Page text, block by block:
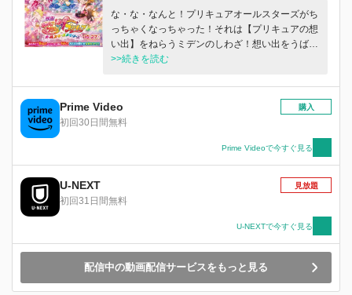
な・な・なんと！プリキュアオールスターズがち
っちゃくなっちゃった！それは【プリキュアの想
い出】をねらうミデンのしわざ！想い出をうばわ
れると、これまでのことをぜ～んぶ忘れちゃうみ
と！プリキュア』と『ふたりはプリキュア』だけ
で……大ピンチ！！ こうしちゃいられない！み
んなで力を合わせて、キラキラ大切な想い出を取
>>続きを読む
Prime Video
初回30日間無料
購入
Prime Videoで今すぐ見る
U-NEXT
初回31日間無料
見放題
U-NEXTで今すぐ見る
配信中の動画配信サービスをもっと見る